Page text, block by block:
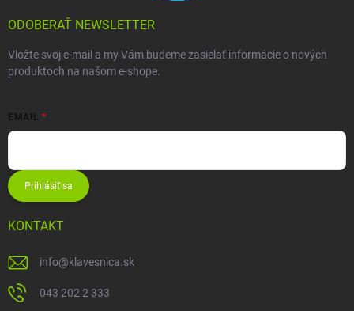
ODOBERAŤ NEWSLETTER
Vložte svoj e-mail a my Vám budeme zasielať informácie o nových
produktoch na našom e-shope.
EMAIL
Prihlásiť sa
KONTAKT
info@klavesnica.sk
043 202 2 333